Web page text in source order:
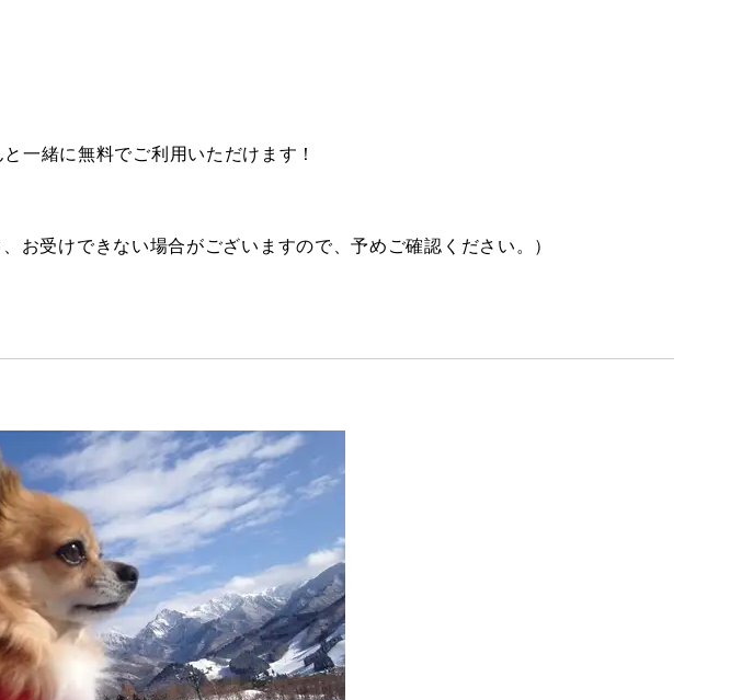
一緒に無料でご利用いただけます​！
お受けできない場合がございますので、予めご確認ください。）